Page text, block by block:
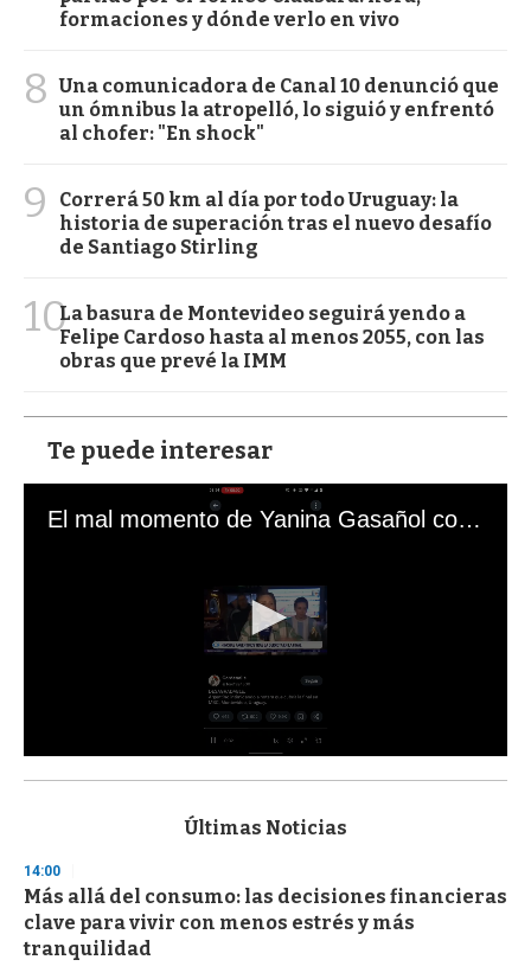
formaciones y dónde verlo en vivo
8 Una comunicadora de Canal 10 denunció que
un ómnibus la atropelló, lo siguió y enfrentó
al chofer: "En shock"
9
Correrá 50 km al día por todo Uruguay: la
historia de superación tras el nuevo desafío
de Santiago Stirling
10La basura de Montevideo seguirá yendo a
Felipe Cardoso hasta al menos 2055, con las
obras que prevé la IMM
Te puede interesar
El mal momento de Yanina Gasañol con un hincha argentino en "Subrayado"
s
d
s
o
f
3
Últimas Noticias
14:00
Más allá del consumo: las decisiones financieras
clave para vivir con menos estrés y más
tranquilidad